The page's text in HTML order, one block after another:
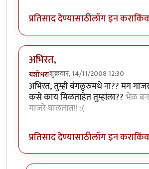
प्रतिसाद देण्यासाठीलॉग इन करा
अभिरत,
यशोधराशुक्रवार, 14/11/2008 12:30
अभिरत, तुम्ही बंगलुरुमधे ना?? मग
कसे काय मिळताहेत तुम्हांला??भेळ
गाजरे घालतात!! :(
प्रतिसाद देण्यासाठीलॉग इन करा